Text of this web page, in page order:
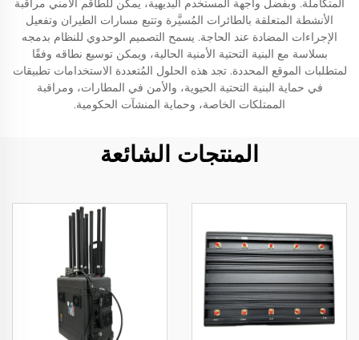
المتكاملة. وبفضل واجهة المستخدم البديهية، يمكن للطاقم الأمني مراقبة
الأنشطة المتعلقة بالطائرات المُسيَّرة وتتبع مسارات الطيران وتفعيل
الإجراءات المضادة عند الحاجة. يسمح التصميم الوحدوي للنظام بدمجه
بسلاسة مع البنية التحتية الأمنية الحالية، ويمكن توسيع نطاقه وفقًا
لمتطلبات الموقع المحددة. تجد هذه الحلول المُتعددة الاستخدامات تطبيقات
في حماية البنية التحتية الحيوية، والأمن في المطارات، ومراقبة
الممتلكات الخاصة، وحماية المنشآت الحكومية.
المنتجات الشائعة